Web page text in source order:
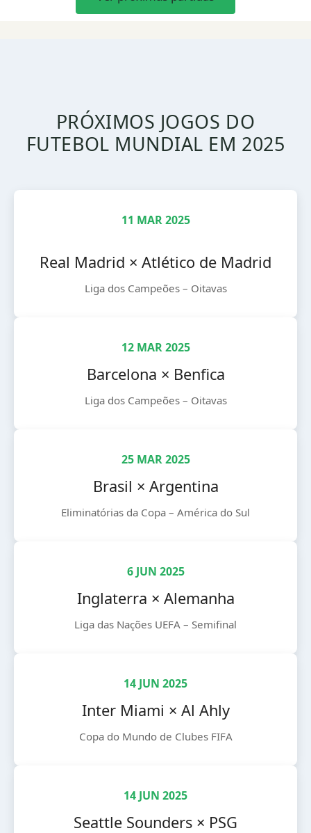
PRÓXIMOS JOGOS DO
FUTEBOL MUNDIAL EM 2025
11 MAR 2025
Real Madrid × Atlético de Madrid
Liga dos Campeões – Oitavas
12 MAR 2025
Barcelona × Benfica
Liga dos Campeões – Oitavas
25 MAR 2025
Brasil × Argentina
Eliminatórias da Copa – América do Sul
6 JUN 2025
Inglaterra × Alemanha
Liga das Nações UEFA – Semifinal
14 JUN 2025
Inter Miami × Al Ahly
Copa do Mundo de Clubes FIFA
14 JUN 2025
Seattle Sounders × PSG